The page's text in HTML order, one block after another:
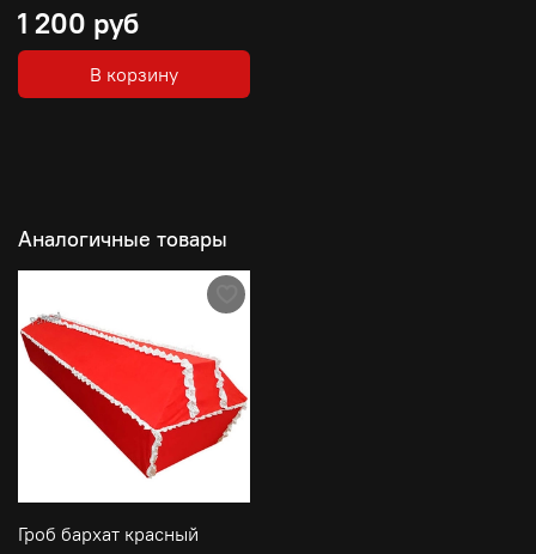
1 200 руб
В корзину
Аналогичные товары
Гроб бархат красный